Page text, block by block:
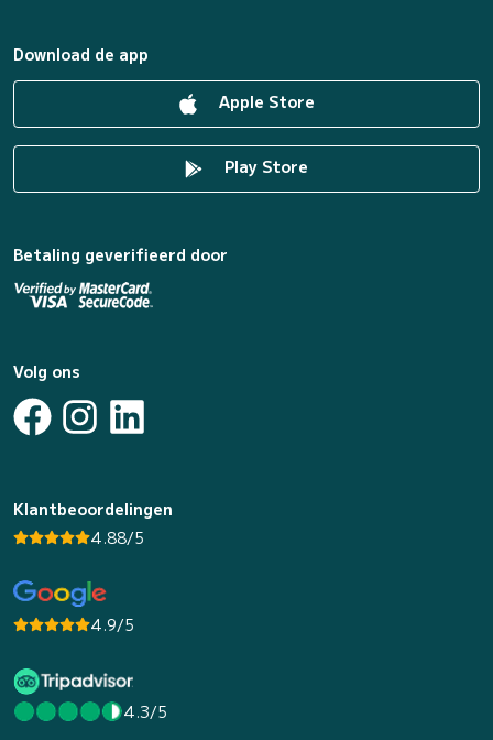
Download de app
Apple Store
Play Store
Betaling geverifieerd door
Volg ons
Klantbeoordelingen
4.88/5
4.9/5
4.3/5